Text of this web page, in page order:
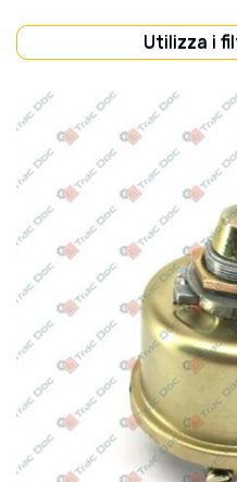
Utilizza i
MOTORE (15)
POMPE
Disponibile